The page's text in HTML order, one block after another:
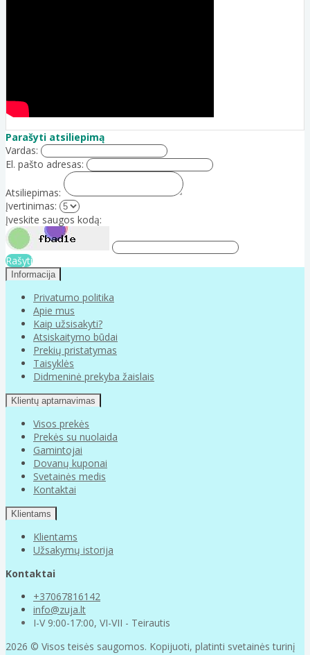
Parašyti atsiliepimą
Vardas:
El. pašto adresas:
Atsiliepimas:
Įvertinimas:
Įveskite saugos kodą:
Rašyti
Informacija
Privatumo politika
Apie mus
Kaip užsisakyti?
Atsiskaitymo būdai
Prekių pristatymas
Taisyklės
Didmeninė prekyba žaislais
Klientų aptarnavimas
Visos prekės
Prekės su nuolaida
Gamintojai
Dovanų kuponai
Svetainės medis
Kontaktai
Klientams
Klientams
Užsakymų istorija
Kontaktai
+37067816142
info@zuja.lt
I-V 9:00-17:00, VI-VII - Teirautis
2026 © Visos teisės saugomos. Kopijuoti, platinti svetainės turinį